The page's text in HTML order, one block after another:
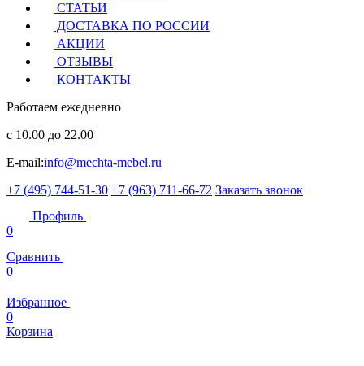
СТАТЬИ
ДОСТАВКА ПО РОССИИ
АКЦИИ
ОТЗЫВЫ
КОНТАКТЫ
Работаем ежедневно
с 10.00 до 22.00
E-mail:info@mechta-mebel.ru
+7 (495) 744-51-30 +7 (963) 711-66-72 Заказать звонок
Профиль
0
Сравнить
0
Избранное
0
Корзина